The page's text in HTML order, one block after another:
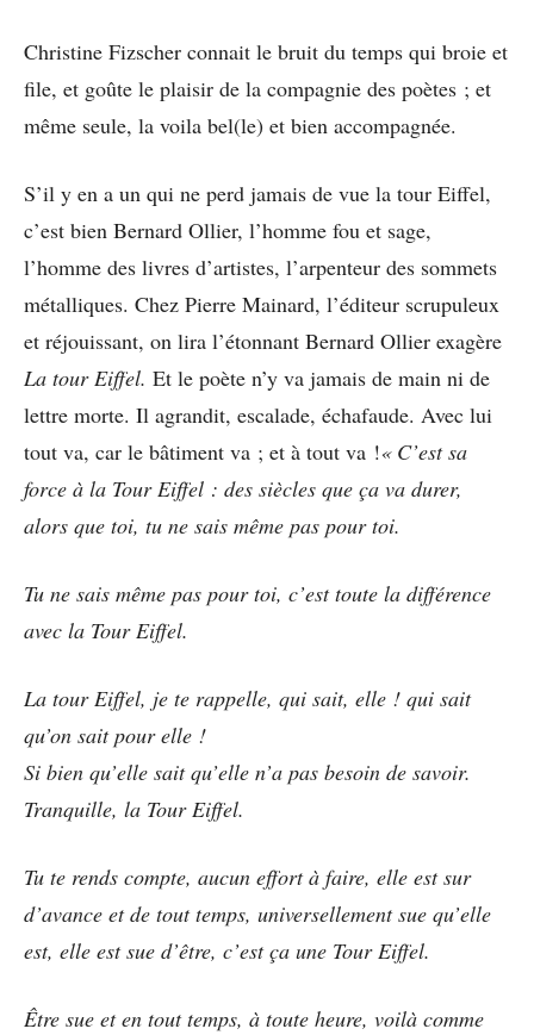
Christine Fizscher connait le bruit du temps qui broie et
file, et goûte le plaisir de la compagnie des poètes ; et
même seule, la voila bel(le) et bien accompagnée.
S’il y en a un qui ne perd jamais de vue la tour Eiffel,
c’est bien Bernard Ollier, l’homme fou et sage,
l’homme des livres d’artistes, l’arpenteur des sommets
métalliques. Chez Pierre Mainard, l’éditeur scrupuleux
et réjouissant, on lira l’étonnant Bernard Ollier exagère
La tour Eiffel. Et le poète n’y va jamais de main ni de
lettre morte. Il agrandit, escalade, échafaude. Avec lui
tout va, car le bâtiment va ; et à tout va !« C’est sa
force à la Tour Eiffel : des siècles que ça va durer,
alors que toi, tu ne sais même pas pour toi.
Tu ne sais même pas pour toi, c’est toute la différence
avec la Tour Eiffel.
La tour Eiffel, je te rappelle, qui sait, elle ! qui sait
qu’on sait pour elle !
Si bien qu’elle sait qu’elle n’a pas besoin de savoir.
Tranquille, la Tour Eiffel.
Tu te rends compte, aucun effort à faire, elle est sur
d’avance et de tout temps, universellement sue qu’elle
est, elle est sue d’être, c’est ça une Tour Eiffel.
Être sue et en tout temps, à toute heure, voilà comme